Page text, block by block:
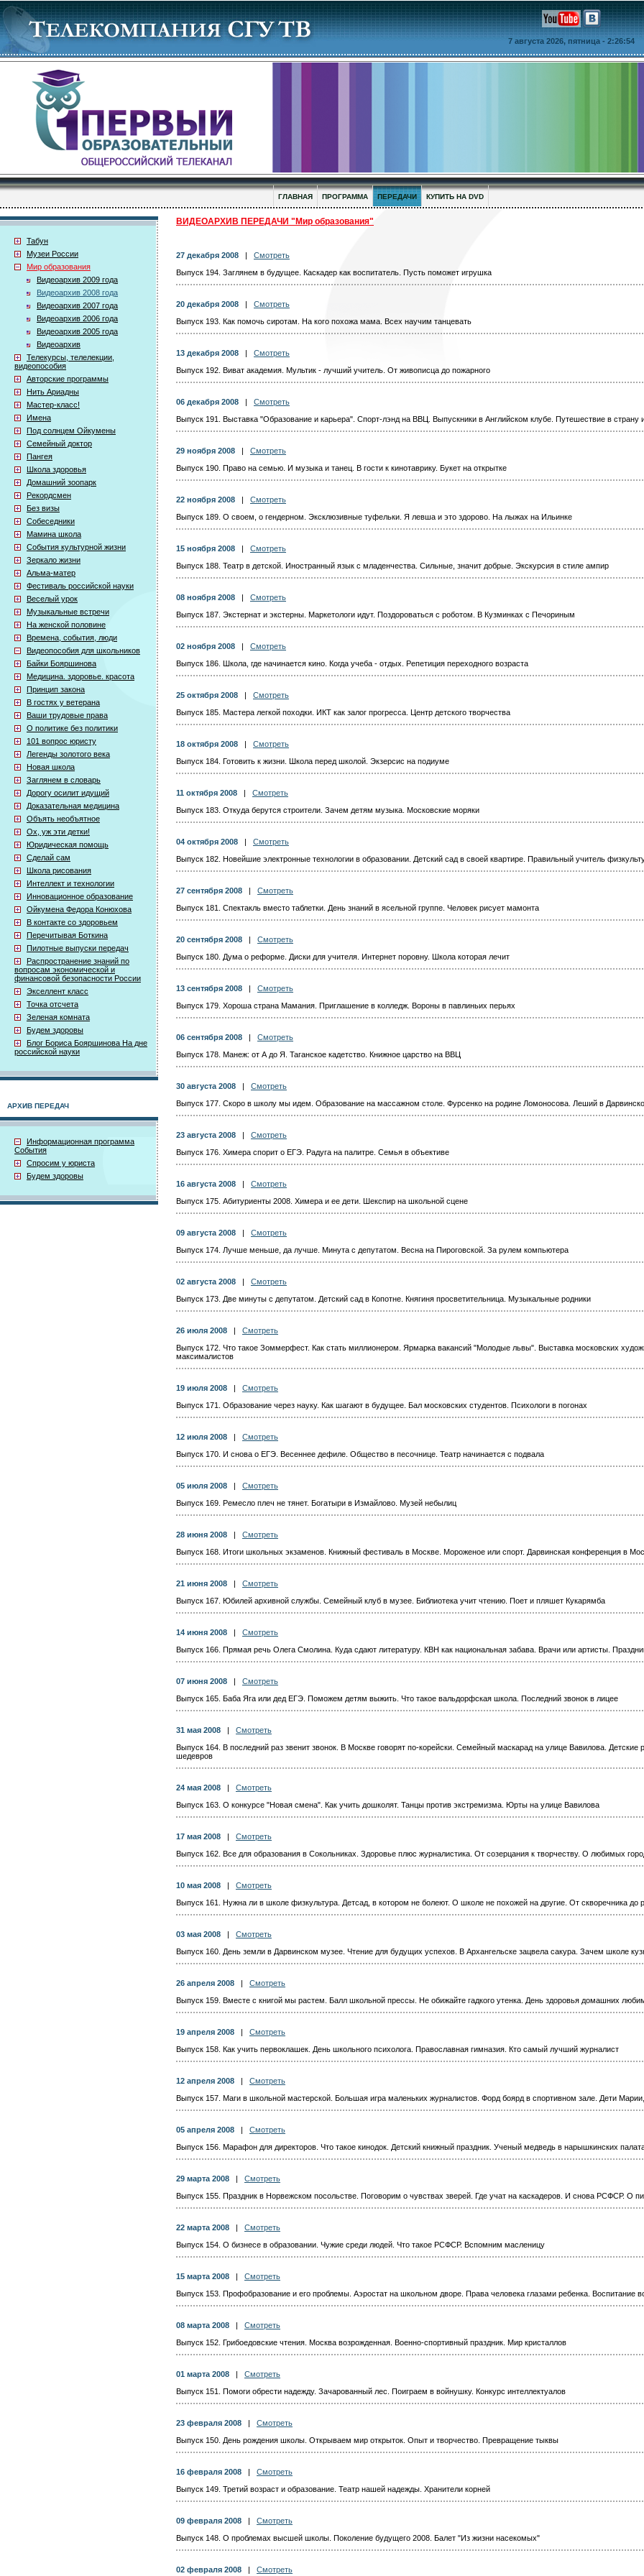
7 августа 2026, пятница - 2:26:55
ГЛАВНАЯ ПРОГРАММА ПЕРЕДАЧИ КУПИТЬ НА DVD
Табун
Музеи России
Мир образования
Видеоархив 2009 года
Видеоархив 2008 года
Видеоархив 2007 года
Видеоархив 2006 года
Видеоархив 2005 года
Видеоархив
Телекурсы, телелекции,
видеопособия
Авторские программы
Нить Ариадны
Мастер-класс!
Имена
Под солнцем Ойкумены
Семейный доктор
Пангея
Школа здоровья
Домашний зоопарк
Рекордсмен
Без визы
Собеседники
Мамина школа
События культурной жизни
Зеркало жизни
Альма-матер
Фестиваль российской науки
Веселый урок
Музыкальные встречи
На женской половине
Времена, события, люди
Видеопособия для школьников
Байки Бояршинова
Медицина. здоровье. красота
Принцип закона
В гостях у ветерана
Ваши трудовые права
О политике без политики
101 вопрос юристу
Легенды золотого века
Новая школа
Заглянем в словарь
Дорогу осилит идущий
Доказательная медицина
Объять необъятное
Ох, уж эти детки!
Юридическая помощь
Сделай сам
Школа рисования
Интеллект и технологии
Инновационное образование
Ойкумена Федора Конюхова
В контакте со здоровьем
Перечитывая Боткина
Пилотные выпуски передач
Распространение знаний по
вопросам экономической и
финансовой безопасности России
Экселлент класс
Точка отсчета
Зеленая комната
Будем здоровы
Блог Бориса Бояршинова На дне
российской науки
АРХИВ ПЕРЕДАЧ
Информационная программа
События
Спросим у юриста
Будем здоровы
ВИДЕОАРХИВ ПЕРЕДАЧИ "Мир образования"
27 декабря 2008
Смотреть
Выпуск 194. Заглянем в будущее. Каскадер как воспитатель. Пусть поможет игрушка
20 декабря 2008
Смотреть
Выпуск 193. Как помочь сиротам. На кого похожа мама. Всех научим танцевать
13 декабря 2008
Смотреть
Выпуск 192. Виват академия. Мультик - лучший учитель. От живописца до пожарного
06 декабря 2008
Смотреть
Выпуск 191. Выставка "Образование и карьера". Спорт-лэнд на ВВЦ. Выпускники в Английском клубе. Путешествие в страну
29 ноября 2008
Смотреть
Выпуск 190. Право на семью. И музыка и танец. В гости к кинотаврику. Букет на открытке
22 ноября 2008
Смотреть
Выпуск 189. О своем, о гендерном. Эксклюзивные туфельки. Я левша и это здорово. На лыжах на Ильинке
15 ноября 2008
Смотреть
Выпуск 188. Театр в детской. Иностранный язык с младенчества. Сильные, значит добрые. Экскурсия в стиле ампир
08 ноября 2008
Смотреть
Выпуск 187. Экстернат и экстерны. Маркетологи идут. Поздороваться с роботом. В Кузминках с Печориным
02 ноября 2008
Смотреть
Выпуск 186. Школа, где начинается кино. Когда учеба - отдых. Репетиция переходного возраста
25 октября 2008
Смотреть
Выпуск 185. Мастера легкой походки. ИКТ как залог прогресса. Центр детского творчества
18 октября 2008
Смотреть
Выпуск 184. Готовить к жизни. Школа перед школой. Экзерсис на подиуме
11 октября 2008
Смотреть
Выпуск 183. Откуда берутся строители. Зачем детям музыка. Московские моряки
04 октября 2008
Смотреть
Выпуск 182. Новейшие электронные технологии в образовании. Детский сад в своей квартире. Правильный учитель
27 сентября 2008
Смотреть
Выпуск 181. Спектакль вместо таблетки. День знаний в ясельной группе. Человек рисует мамонта
20 сентября 2008
Смотреть
Выпуск 180. Дума о реформе. Диски для учителя. Интернет поровну. Школа которая лечит
13 сентября 2008
Смотреть
Выпуск 179. Хороша страна Мамания. Приглашение в колледж. Вороны в павлиньих перьях
06 сентября 2008
Смотреть
Выпуск 178. Манеж: от А до Я. Таганское кадетство. Книжное царство на ВВЦ
30 августа 2008
Смотреть
Выпуск 177. Скоро в школу мы идем. Образование на массажном столе. Фурсенко на родине Ломоносова. Леший в
23 августа 2008
Смотреть
Выпуск 176. Химера спорит о ЕГЭ. Радуга на палитре. Семья в объективе
16 августа 2008
Смотреть
Выпуск 175. Абитуриенты 2008. Химера и ее дети. Шекспир на школьной сцене
09 августа 2008
Смотреть
Выпуск 174. Лучше меньше, да лучше. Минута с депутатом. Весна на Пироговской. За рулем компьютера
02 августа 2008
Смотреть
Выпуск 173. Две минуты с депутатом. Детский сад в Копотне. Княгиня просветительница. Музыкальные родники
26 июля 2008
Смотреть
Выпуск 172. Что такое Зоммерфест. Как стать миллионером. Ярмарка вакансий "Молодые львы". Выставка московских
максималистов
19 июля 2008
Смотреть
Выпуск 171. Образование через науку. Как шагают в будущее. Бал московских студентов. Психологи в погонах
12 июля 2008
Смотреть
Выпуск 170. И снова о ЕГЭ. Весеннее дефиле. Общество в песочнице. Театр начинается с подвала
05 июля 2008
Смотреть
Выпуск 169. Ремесло плеч не тянет. Богатыри в Измайлово. Музей небылиц
28 июня 2008
Смотреть
Выпуск 168. Итоги школьных экзаменов. Книжный фестиваль в Москве. Мороженое или спорт. Дарвинская конференция в
21 июня 2008
Смотреть
Выпуск 167. Юбилей архивной службы. Семейный клуб в музее. Библиотека учит чтению. Поет и пляшет Кукарямба
14 июня 2008
Смотреть
Выпуск 166. Прямая речь Олега Смолина. Куда сдают литературу. КВН как национальная забава. Врачи или артисты.
07 июня 2008
Смотреть
Выпуск 165. Баба Яга или дед ЕГЭ. Поможем детям выжить. Что такое вальдорфская школа. Последний звонок в лицее
31 мая 2008
Смотреть
Выпуск 164. В последний раз звенит звонок. В Москве говорят по-корейски. Семейный маскарад на улице Вавилова. Детские
шедевров
24 мая 2008
Смотреть
Выпуск 163. О конкурсе "Новая смена". Как учить дошколят. Танцы против экстремизма. Юрты на улице Вавилова
17 мая 2008
Смотреть
Выпуск 162. Все для образования в Сокольниках. Здоровье плюс журналистика. От созерцания к творчеству. О любимых
10 мая 2008
Смотреть
Выпуск 161. Нужна ли в школе физкультура. Детсад, в котором не болеют. О школе не похожей на другие. От скворечника до
03 мая 2008
Смотреть
Выпуск 160. День земли в Дарвинском музее. Чтение для будущих успехов. В Архангельске зацвела сакура. Зачем школе
26 апреля 2008
Смотреть
Выпуск 159. Вместе с книгой мы растем. Балл школьной прессы. Не обижайте гадкого утенка. День здоровья домашних
19 апреля 2008
Смотреть
Выпуск 158. Как учить первоклашек. День школьного психолога. Православная гимназия. Кто самый лучший журналист
12 апреля 2008
Смотреть
Выпуск 157. Маги в школьной мастерской. Большая игра маленьких журналистов. Форд боярд в спортивном зале. Дети
05 апреля 2008
Смотреть
Выпуск 156. Марафон для директоров. Что такое кинодок. Детский книжный праздник. Ученый медведь в нарышкинских
29 марта 2008
Смотреть
Выпуск 155. Праздник в Норвежском посольстве. Поговорим о чувствах зверей. Где учат на каскадеров. И снова РСФСР. О
22 марта 2008
Смотреть
Выпуск 154. О бизнесе в образовании. Чужие среди людей. Что такое РСФСР. Вспомним масленицу
15 марта 2008
Смотреть
Выпуск 153. Профобразование и его проблемы. Аэростат на школьном дворе. Права человека глазами ребенка. Воспитание
08 марта 2008
Смотреть
Выпуск 152. Грибоедовские чтения. Москва возрожденная. Военно-спортивный праздник. Мир кристаллов
01 марта 2008
Смотреть
Выпуск 151. Помоги обрести надежду. Зачарованный лес. Поиграем в войнушку. Конкурс интеллектуалов
23 февраля 2008
Смотреть
Выпуск 150. День рождения школы. Открываем мир открыток. Опыт и творчество. Превращение тыквы
16 февраля 2008
Смотреть
Выпуск 149. Третий возраст и образование. Театр нашей надежды. Хранители корней
09 февраля 2008
Смотреть
Выпуск 148. О проблемах высшей школы. Поколение будущего 2008. Балет "Из жизни насекомых"
02 февраля 2008 Смотреть